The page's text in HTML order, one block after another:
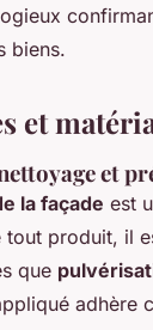
biens.
et
et
la façade est
produit, il
que
adhère